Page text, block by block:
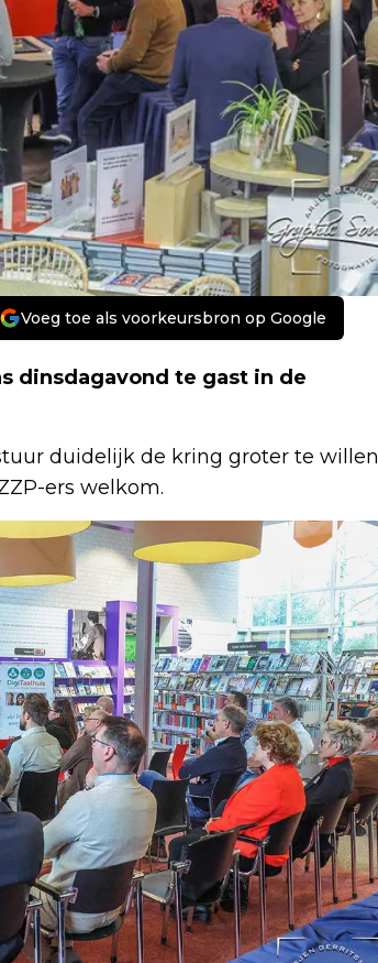
Voeg toe als voorkeursbron op Google
dinsdagavond te gast in de
duidelijk de kring groter te willen
ers welkom.